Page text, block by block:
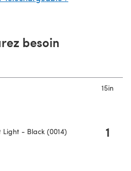
besoin
15in
- Black (0014) 1